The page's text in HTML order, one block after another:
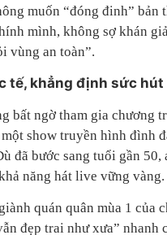
muốn “đóng đinh”
mình, không sợ khán
vùng an toàn”.
tế, khẳng định sức hút
bất ngờ tham gia chương
show truyền hình đình
đã bước sang tuổi gần
năng hát live vững vàng.
quán quân mùa 1 của
đẹp trai như xưa”